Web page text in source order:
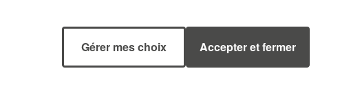
Gérer mes choix Accepter et fermer